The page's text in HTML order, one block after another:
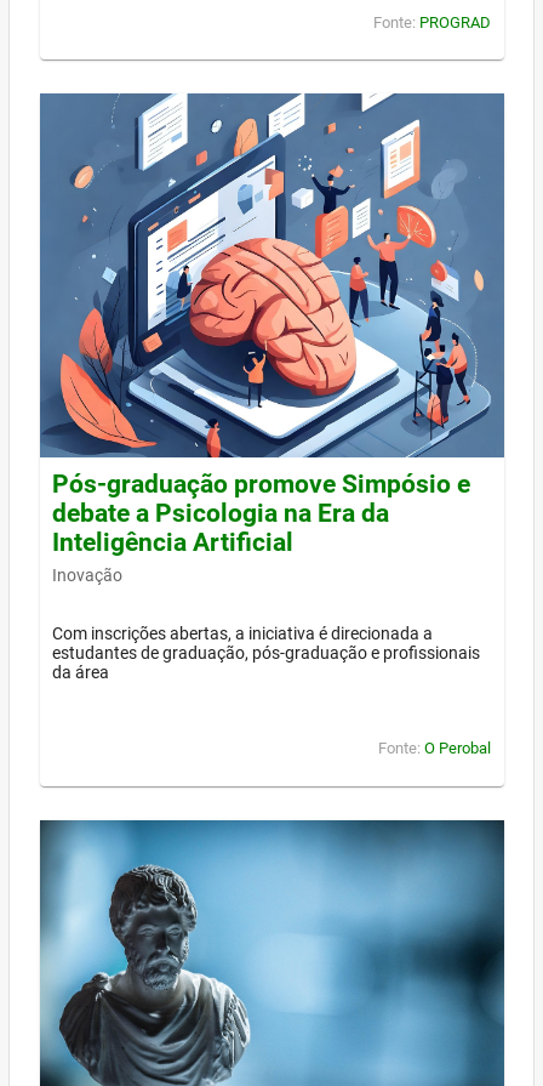
Fonte: PROGRAD
Pós-graduação promove Simpósio e
debate a Psicologia na Era da
Inteligência Artificial
Inovação
Com inscrições abertas, a iniciativa é direcionada a
estudantes de graduação, pós-graduação e profissionais
da área
Fonte: O Perobal